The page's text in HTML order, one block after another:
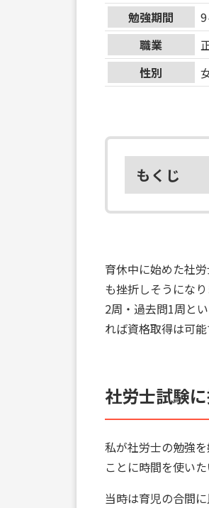
勉強期間
職業
性別
もくじ
育休中に始めた社
も挫折しそうにな
2周・過去問1周と
れば資格取得は可能
社労士試験
私が社労士の勉強
ことに時間を使い
当時は育児の合間